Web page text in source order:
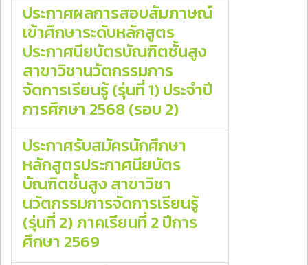
ประกาศผลการสอบสัมภาษณ์
เข้าศึกษาระดับหลักสูตร
ประกาศนียบัตรบัณฑิตชั้นสูง
สาขาวิชานวัตกรรมการ
จัดการเรียนรู้ (รุ่นที่ 1) ประจําปี
การศึกษา 2568 (รอบ 2)
ประกาศรับสมัครนักศึกษา
หลักสูตรประกาศนียบัตร
บัณฑิตชั้นสูง สาขาวิชา
นวัตกรรมการจัดการเรียนรู้
(รุ่นที่ 2) ภาคเรียนที่ 2 ปีการ
ศึกษา 2569